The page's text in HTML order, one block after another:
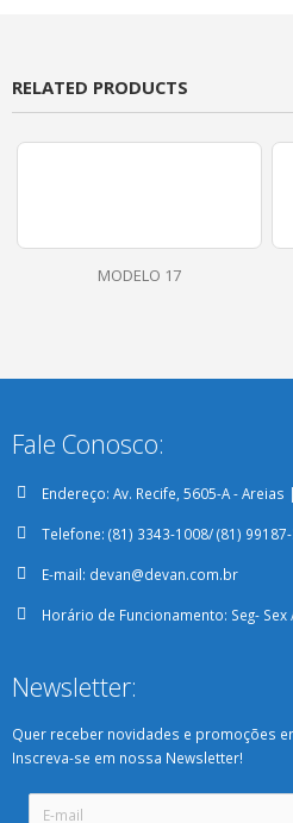
RELATED PRODUCTS
MODELO 17
Fale Conosco:
Endereço: Av. Recife, 5605-A - Areias
Telefone: (81) 3343-1008/ (81)
E-mail: devan@devan.com.br
Horário de Funcionamento: Seg-
Newsletter:
Quer receber novidades e promoções
Inscreva-se em nossa Newsletter!